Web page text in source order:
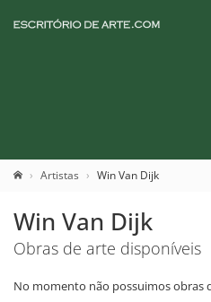
Artistas Win Van Dijk
Win Van Dijk
Obras de arte disponíveis
No momento não possuimos obras